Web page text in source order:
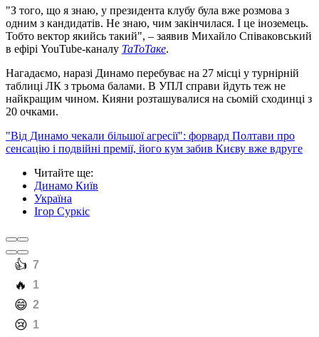
"З того, що я знаю, у президента клубу була вже розмова з
одним з кандидатів. Не знаю, чим закінчилася. І це іноземець.
Тобто вектор якийсь такий", – заявив Михайло Співаковський
в ефірі YouTube-каналу ТаТоТаке.
Нагадаємо, наразі Динамо перебуває на 27 місці у турнірній
таблиці ЛК з трьома балами. В УПЛ справи йдуть теж не
найкращим чином. Кияни розташувалися на сьомій сходинці з
20 очками.
"Від Динамо чекали більшої агресії": форвард Полтави про
сенсацію і подвійні премії, його кум забив Києву вже вдруге
Читайте ще:
Динамо Київ
Україна
Ігор Суркіс
️👍 7
️🔥 1
️😄 2
️😢 1